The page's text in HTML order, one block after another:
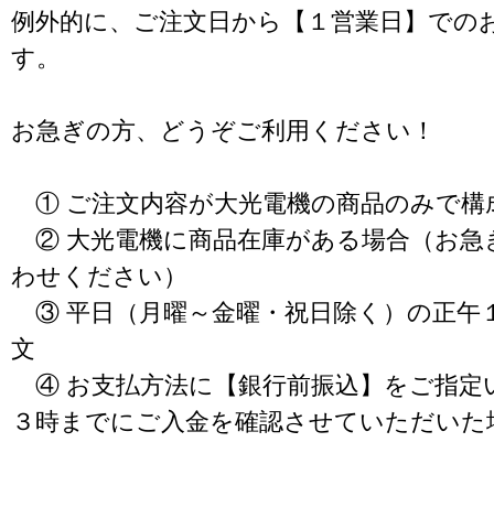
例外的に、ご注文日から【１営業日】での
す。
お急ぎの方、どうぞご利用ください！
① ご注文内容が大光電機の商品のみで構
② 大光電機に商品在庫がある場合（お急
わせください）
③ 平日（月曜～金曜・祝日除く）の正午
文
④ お支払方法に【銀行前振込】をご指定
３時までにご入金を確認させていただいた